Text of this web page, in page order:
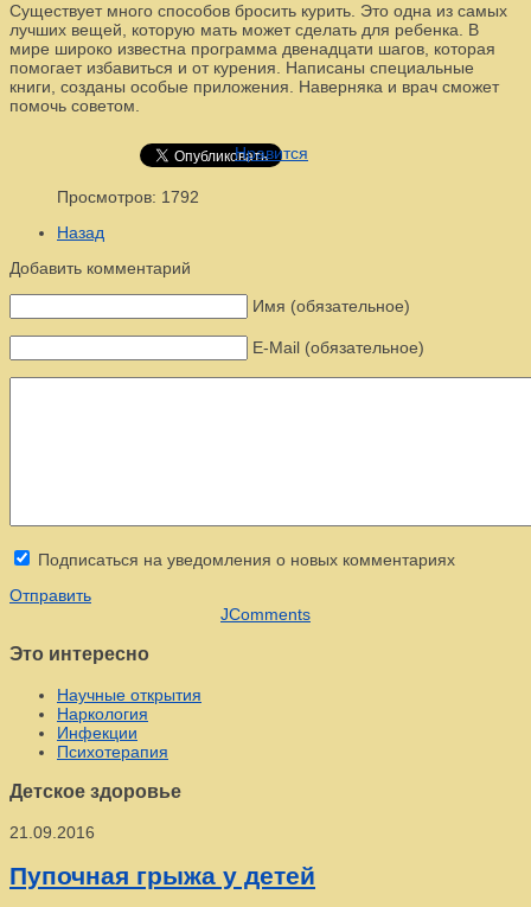
Существует много способов бросить курить. Это одна из самых
лучших вещей, которую мать может сделать для ребенка. В
мире широко известна программа двенадцати шагов, которая
помогает избавиться и от курения. Написаны специальные
книги, созданы особые приложения. Наверняка и врач сможет
помочь советом.
Нравится
Просмотров: 1792
Назад
Добавить комментарий
Имя (обязательное)
E-Mail (обязательное)
Подписаться на уведомления о новых комментариях
Отправить
JComments
Это интересно
Научные открытия
Наркология
Инфекции
Психотерапия
Детское здоровье
21.09.2016
Пупочная грыжа у детей